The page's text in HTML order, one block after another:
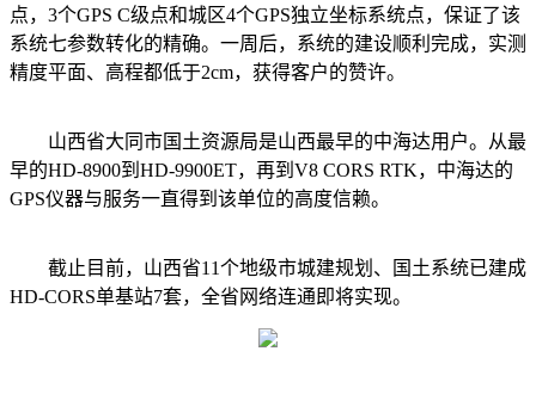
点，3个GPS C级点和城区4个GPS独立坐标系统点，保证了该
系统七参数转化的精确。一周后，系统的建设顺利完成，实测
精度平面、高程都低于2cm，获得客户的赞许。
山西省大同市国土资源局是山西最早的中海达用户。从最
早的HD-8900到HD-9900ET，再到V8 CORS RTK，中海达的
GPS仪器与服务一直得到该单位的高度信赖。
截止目前，山西省11个地级市城建规划、国土系统已建成
HD-CORS单基站7套，全省网络连通即将实现。